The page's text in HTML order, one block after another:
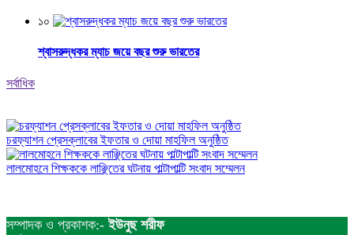
১০
শ্বাসরুদ্ধকর ম্যাচ জয়ে বছর শুরু ভারতের
সর্বাধিক
চরফ্যাশন প্রেসক্লাবের ইফতার ও দোয়া মাহফিল অনুষ্ঠিত
লালমোহনে শিক্ষককে লাঞ্ছিতের ঘটনায় পাল্টাপাল্টি সংবাদ সম্মেলন
সম্পাদক ও প্রকাশক:-ইউনুছ শরীফ